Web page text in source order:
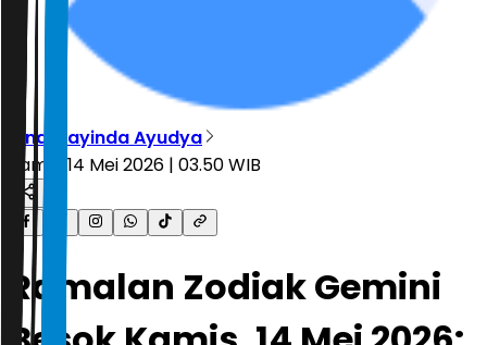
Vindi Rayinda Ayudya
Kamis, 14 Mei 2026 | 03.50 WIB
Ramalan Zodiak Gemini